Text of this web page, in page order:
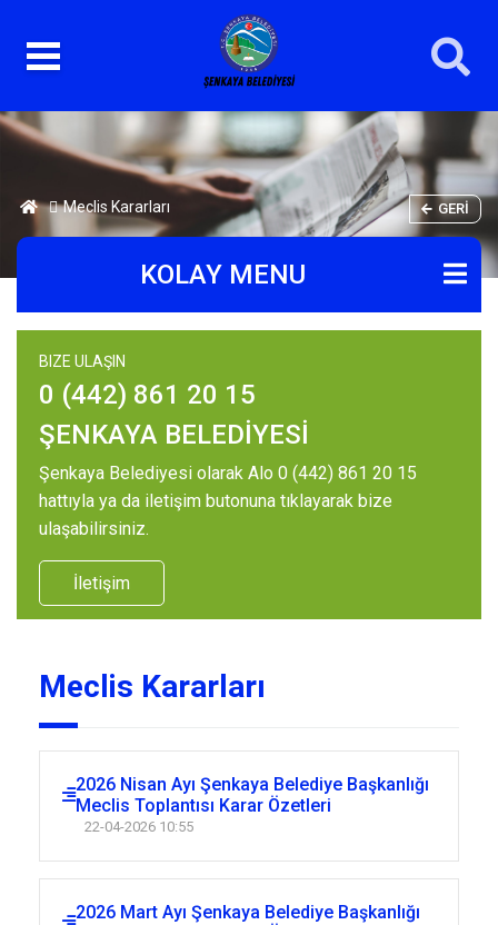
Meclis Kararları GERI
KOLAY MENU
BIZE ULAŞIN
0 (442) 861 20 15
ŞENKAYA BELEDİYESİ
Şenkaya Belediyesi olarak Alo 0 (442) 861 20 15
hattıyla ya da iletişim butonuna tıklayarak bize
ulaşabilirsiniz.
İletişim
Meclis Kararları
2026 Nisan Ayı Şenkaya Belediye Başkanlığı
Meclis Toplantısı Karar Özetleri
22-04-2026 10:55
2026 Mart Ayı Şenkaya Belediye Başkanlığı